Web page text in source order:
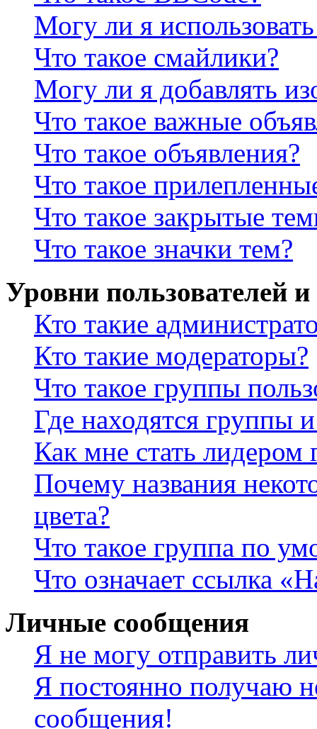
Могу ли я
Что такое смайлики?
Могу ли я добавлять
Что такое важные
Что такое объявления?
Что такое
Что такое закрытые
Что такое значки тем?
Уровни пользователей
Кто такие
Кто такие модераторы?
Что такое группы
Где находятся группы
Как мне стать лидером
Почему названия
цвета?
Что такое группа по
Что означает ссылка
Личные сообщения
Я не могу отправить
Я постоянно получаю
сообщения!